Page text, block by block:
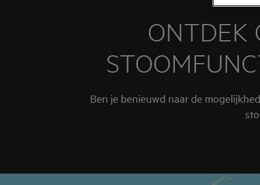
ONTDEK
Ben je benieuwd naar de